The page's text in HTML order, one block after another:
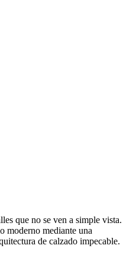
que no se ven a simple vista.
moderno mediante una
de calzado impecable.